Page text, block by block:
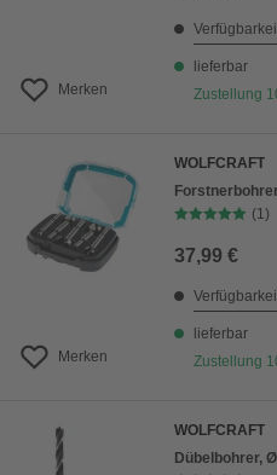
Merken
lieferbar
Zustellung
Merken
WOLFCRAFT
(1)
37,99 €
lieferbar
Zustellung
WOLFCRAFT
Dübelbohrer,